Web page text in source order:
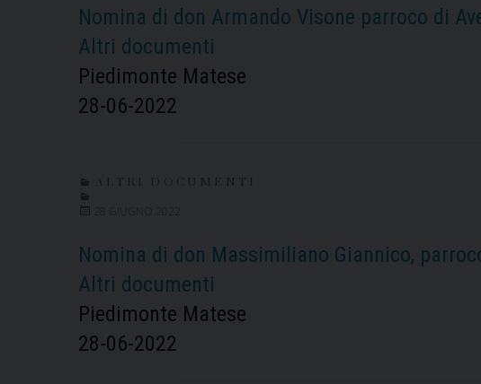
Nomina di don Armando Visone parroco di
Altri documenti
Piedimonte Matese
28-06-2022
28 GIUGNO 2022
Nomina di don Massimiliano Giannico,
Altri documenti
Piedimonte Matese
28-06-2022